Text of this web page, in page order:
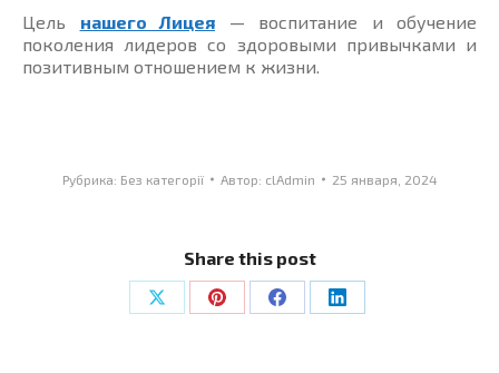
Цель нашего Лицея — воспитание и обучение
поколения лидеров со здоровыми привычками и
позитивным отношением к жизни.
Рубрика: Без категорії Автор: clAdmin 25 января, 2024
Share this post
ПоделитьсяПоделитьсяПоделитьсяПоделиться